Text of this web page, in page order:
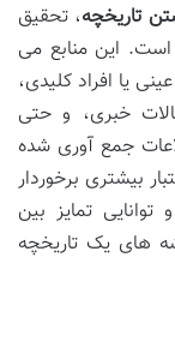
تاریخچه، تحقیق
این منابع می
یا افراد کلیدی،
خبری، و حتی
جمع آوری شده
بیشتری برخوردار
تمایز بین
های یک تاریخچه